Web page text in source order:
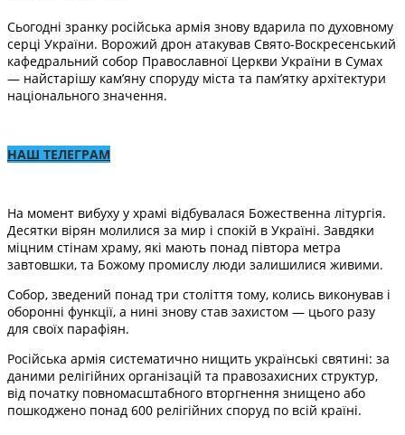
Сьогодні зранку російська армія знову вдарила по духовному
серці України. Ворожий дрон атакував Свято-Воскресенський
кафедральний собор Православної Церкви України в Сумах
— найстарішу кам’яну споруду міста та пам’ятку архітектури
національного значення.
НАШ ТЕЛЕГРАМ
На момент вибуху у храмі відбувалася Божественна літургія.
Десятки вірян молилися за мир і спокій в Україні. Завдяки
міцним стінам храму, які мають понад півтора метра
завтовшки, та Божому промислу люди залишилися живими.
Собор, зведений понад три століття тому, колись виконував і
оборонні функції, а нині знову став захистом — цього разу
для своїх парафіян.
Російська армія систематично нищить українські святині: за
даними релігійних організацій та правозахисних структур,
від початку повномасштабного вторгнення знищено або
пошкоджено понад 600 релігійних споруд по всій країні.